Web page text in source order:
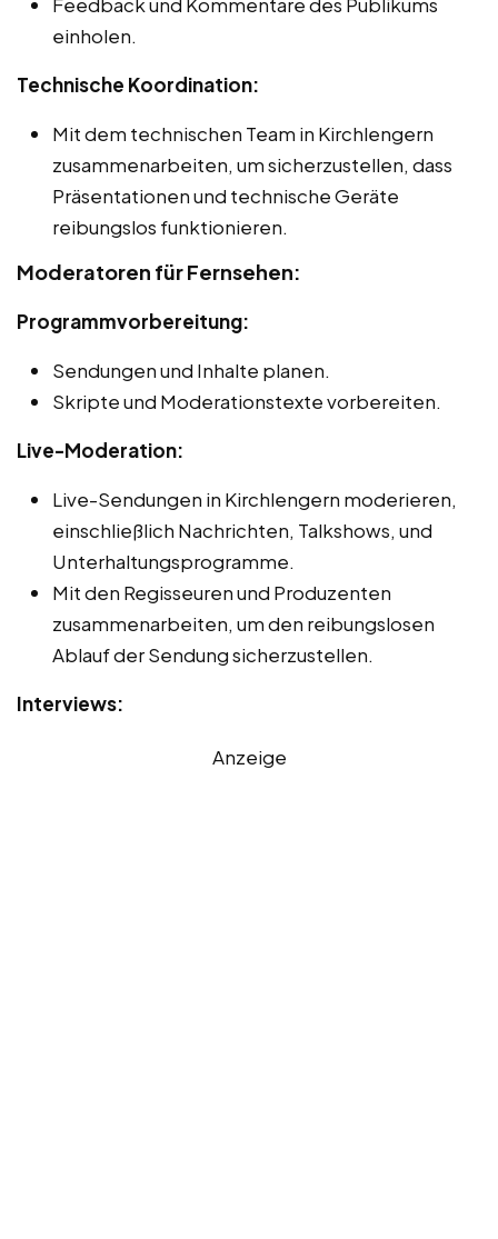
einholen.
Technische Koordination:
Mit dem technischen Team in Kirchlengern
zusammenarbeiten, um sicherzustellen, dass
Präsentationen und technische Geräte
reibungslos funktionieren.
Moderatoren für Fernsehen:
Programmvorbereitung:
Sendungen und Inhalte planen.
Skripte und Moderationstexte vorbereiten.
Live-Moderation:
Live-Sendungen in Kirchlengern moderieren,
einschließlich Nachrichten, Talkshows, und
Unterhaltungsprogramme.
Mit den Regisseuren und Produzenten
zusammenarbeiten, um den reibungslosen
Ablauf der Sendung sicherzustellen.
Interviews:
Anzeige